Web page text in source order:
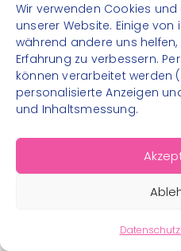
Wir verwenden Cookies
unserer Website. Einige von
während andere uns
Erfahrung zu verbessern.
können verarbeitet werden
personalisierte Anzeigen
und Inhaltsmessung.
Datenschutz
Instagram
Facebook
© 2026 – Bewegungsland